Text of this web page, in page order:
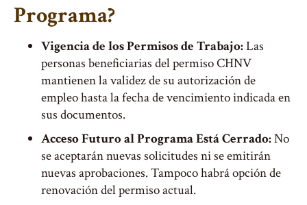
Programa?
Vigencia de los Permisos de Trabajo:Las
personas beneficiarias del permiso CHNV
mantienen la validez de su autorización de
empleo hasta la fecha de vencimiento indicada en
sus documentos.
Acceso Futuro al Programa Está Cerrado:No
se aceptarán nuevas solicitudes ni se emitirán
nuevas aprobaciones. Tampoco habrá opción de
renovación del permiso actual.